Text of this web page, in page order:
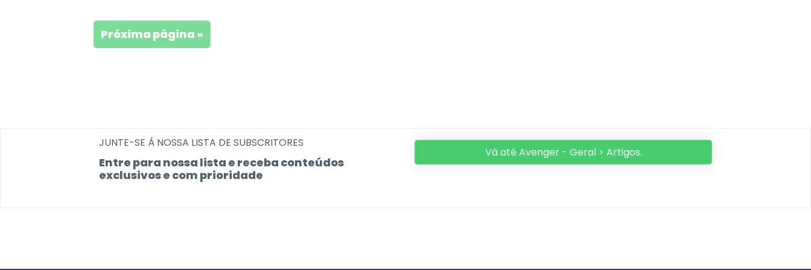
Próxima página »
JUNTE-SE Á NOSSA LISTA DE SUBSCRITORES
Entre para nossa lista e receba conteúdos
exclusivos e com prioridade
Vá até Avenger - Geral > Artigos.